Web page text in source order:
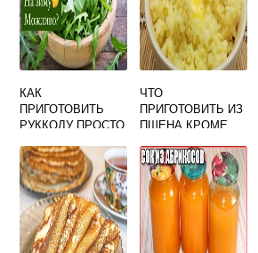
КАК
ПРИГОТОВИТЬ
РУККОЛУ ПРОСТО
ГОРЕЧИ
ЧТО
ПРИГОТОВИТЬ ИЗ
ПШЕНА КРОМЕ